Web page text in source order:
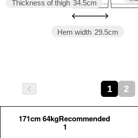
Hem width 29.5cm
Thickness of thigh 34.5cm
1 2
171cm 64kgRecommended
1